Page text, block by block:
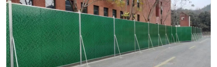
围挡 彩钢板
生产加工单板复合围挡 市
政围挡